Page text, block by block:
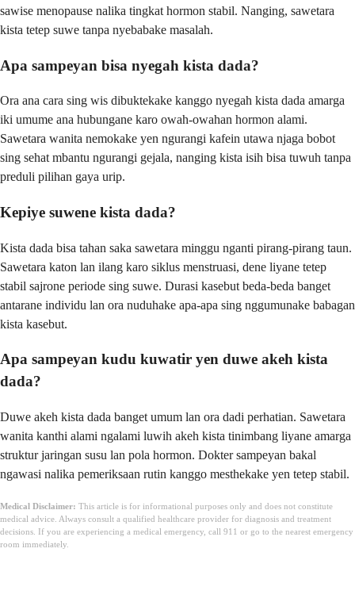
sawise menopause nalika tingkat hormon stabil. Nanging, sawetara
kista tetep suwe tanpa nyebabake masalah.
Apa sampeyan bisa nyegah kista dada?
Ora ana cara sing wis dibuktekake kanggo nyegah kista dada amarga
iki umume ana hubungane karo owah-owahan hormon alami.
Sawetara wanita nemokake yen ngurangi kafein utawa njaga bobot
sing sehat mbantu ngurangi gejala, nanging kista isih bisa tuwuh tanpa
preduli pilihan gaya urip.
Kepiye suwene kista dada?
Kista dada bisa tahan saka sawetara minggu nganti pirang-pirang taun.
Sawetara katon lan ilang karo siklus menstruasi, dene liyane tetep
stabil sajrone periode sing suwe. Durasi kasebut beda-beda banget
antarane individu lan ora nuduhake apa-apa sing nggumunake babagan
kista kasebut.
Apa sampeyan kudu kuwatir yen duwe akeh kista
dada?
Duwe akeh kista dada banget umum lan ora dadi perhatian. Sawetara
wanita kanthi alami ngalami luwih akeh kista tinimbang liyane amarga
struktur jaringan susu lan pola hormon. Dokter sampeyan bakal
ngawasi nalika pemeriksaan rutin kanggo mesthekake yen tetep stabil.
Medical Disclaimer: This article is for informational purposes only and does not constitute
medical advice. Always consult a qualified healthcare provider for diagnosis and treatment
decisions. If you are experiencing a medical emergency, call 911 or go to the nearest emergency
room immediately.